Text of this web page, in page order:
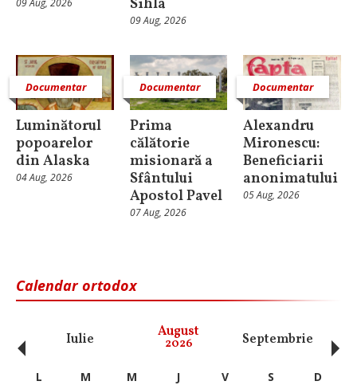
09 Aug, 2026
Sihla
09 Aug, 2026
Documentar
Luminătorul
popoarelor
din Alaska
04 Aug, 2026
Documentar
Prima
călătorie
misionară a
Sfântului
Apostol Pavel
07 Aug, 2026
Documentar
Alexandru
Mironescu:
Beneficiarii
anonimatului
05 Aug, 2026
Calendar ortodox
Iulie August
2026 Septembrie
‹ L M M J V S
D